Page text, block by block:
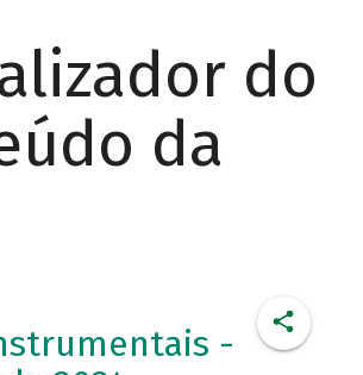
do
da
-